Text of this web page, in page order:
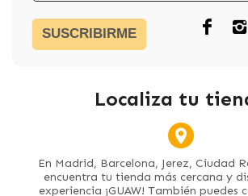
SUSCRIBIRME
Localiza tu
En Madrid, Barcelona, Jerez, Ciudad
encuentra tu tienda más cercana y
experiencia ¡GUAW! También puedes